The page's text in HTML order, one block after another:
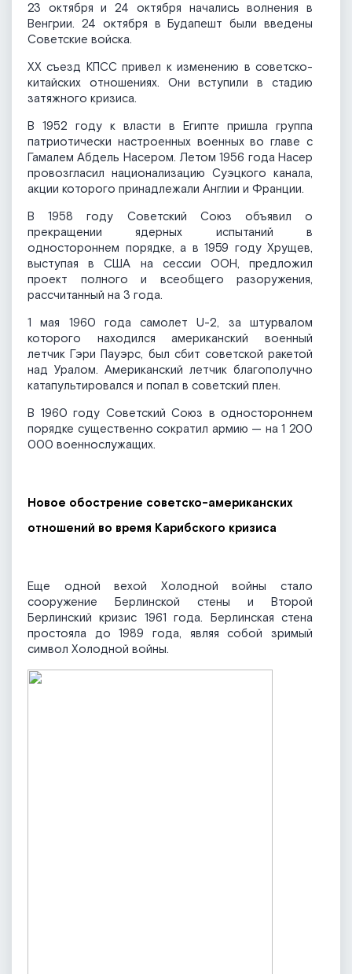
23 октября и 24 октября начались волнения в
Венгрии. 24 октября в Будапешт были введены
Советские войска.
XX съезд КПСС привел к изменению в советско-
китайских отношениях. Они вступили в стадию
затяжного кризиса.
В 1952 году к власти в Египте пришла группа
патриотически настроенных военных во главе с
Гамалем Абдель Насером. Летом 1956 года Насер
провозгласил национализацию Суэцкого канала,
акции которого принадлежали Англии и Франции.
В 1958 году Советский Союз объявил о
прекращении ядерных испытаний в
одностороннем порядке, а в 1959 году Хрущев,
выступая в США на сессии ООН, предложил
проект полного и всеобщего разоружения,
рассчитанный на 3 года.
1 мая 1960 года самолет U-2, за штурвалом
которого находился американский военный
летчик Гэри Пауэрс, был сбит советской ракетой
над Уралом. Американский летчик благополучно
катапультировался и попал в советский плен.
В 1960 году Советский Союз в одностороннем
порядке существенно сократил армию — на 1 200
000 военнослужащих.
Новое обострение советско-американских
отношений во время Карибского кризиса
Еще одной вехой Холодной войны стало
сооружение Берлинской стены и Второй
Берлинский кризис 1961 года. Берлинская стена
простояла до 1989 года, являя собой зримый
символ Холодной войны.